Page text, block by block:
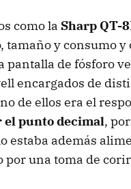
como la Sharp QT-
tamaño y consumo y
pantalla de fósforo
encargados de
de ellos era el
punto decimal,
estaba además
por una toma de